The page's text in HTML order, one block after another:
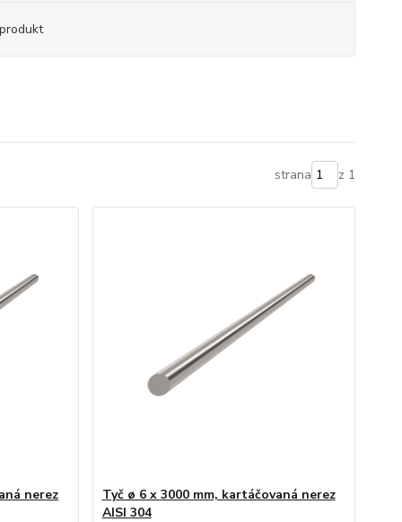
strana z 1
nerez
Tyč ø 6 x 3000 mm, kartáčovaná nerez
AISI 304